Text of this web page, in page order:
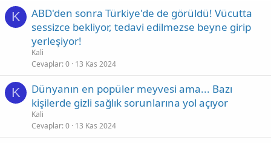
K
ABD'den sonra Türkiye'de de görüldü! Vücutta
sessizce bekliyor, tedavi edilmezse beyne girip
yerleşiyor!
Kali
Cevaplar 0 13 Kas 2024
K
Dünyanın en popüler meyvesi ama... Bazı
kişilerde gizli sağlık sorunlarına yol açıyor
Kali
Cevaplar 0 13 Kas 2024